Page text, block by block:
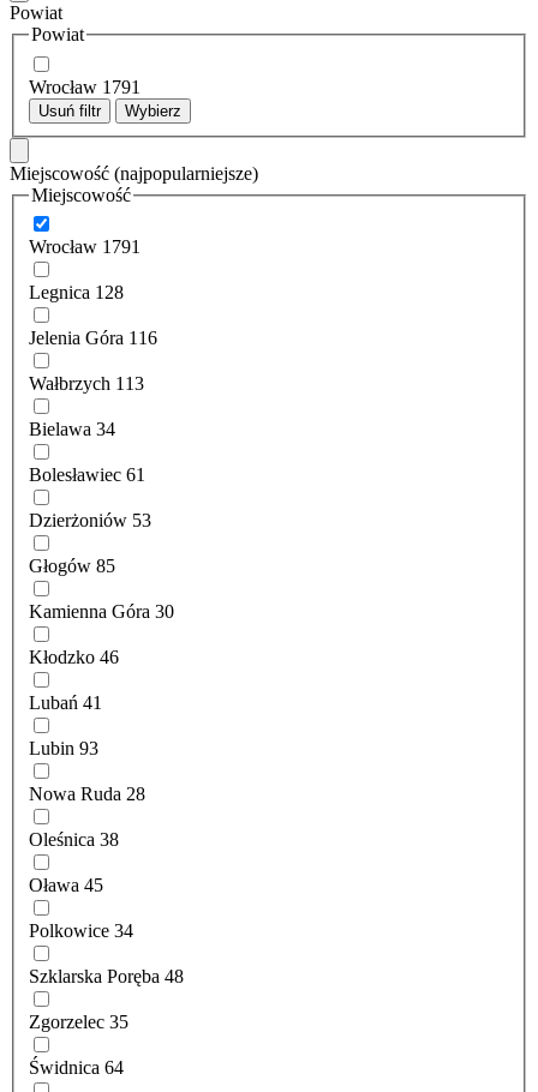
Powiat
Powiat
Wrocław 1791
Usuń filtr Wybierz
Miejscowość (najpopularniejsze)
Miejscowość
Wrocław 1791
Legnica 128
Jelenia Góra 116
Wałbrzych 113
Bielawa 34
Bolesławiec 61
Dzierżoniów 53
Głogów 85
Kamienna Góra 30
Kłodzko 46
Lubań 41
Lubin 93
Nowa Ruda 28
Oleśnica 38
Oława 45
Polkowice 34
Szklarska Poręba 48
Zgorzelec 35
Świdnica 64